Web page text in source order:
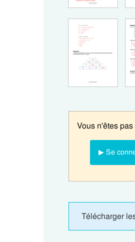
Vous n'êtes
▶ Se
Télécharger